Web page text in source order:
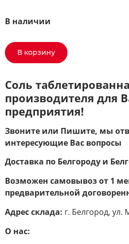
В наличии
В корзину
Соль
производителя для
предприятия!
Звоните или Пишите, мы
интересующие Вас вопросы
Доставка по Белгороду и
Возможен самовывоз от 1
предварительной
Адрес склада: г. Белгород, ул.
О нас: